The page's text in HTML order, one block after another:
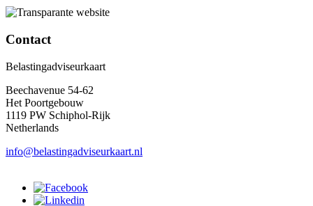
Contact
Belastingadviseurkaart
Beechavenue 54-62
Het Poortgebouw
1119 PW Schiphol-Rijk
Netherlands
info@belastingadviseurkaart.nl